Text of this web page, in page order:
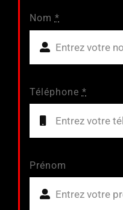
Nom *
Téléphone *
Prénom